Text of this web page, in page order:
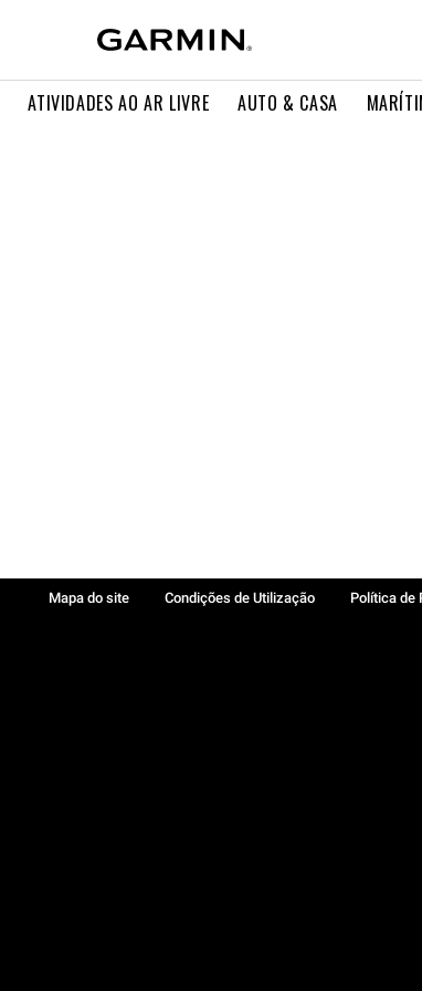
ATIVIDADES AO AR LIVRE AUTO & CASA
Mapa do site Condições de Utilização Política de